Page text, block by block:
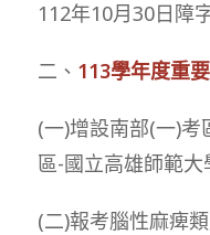
112年10月30日障
二、 113學年度重
(一)增設南部(一)
區-國立高雄師範大
(二)報考腦性麻痺